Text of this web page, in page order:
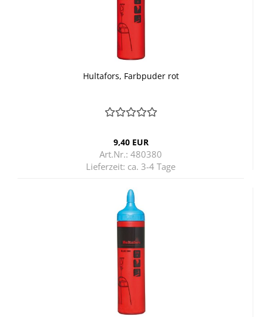
Hul­ta­fors, Farb­pu­der rot
9,40 EUR
Art.Nr.: 480380
Lieferzeit: ca. 3-4 Tage